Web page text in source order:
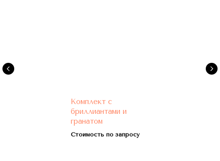
Комплект с
бриллиантами и
гранатом
Стоимость по запросу